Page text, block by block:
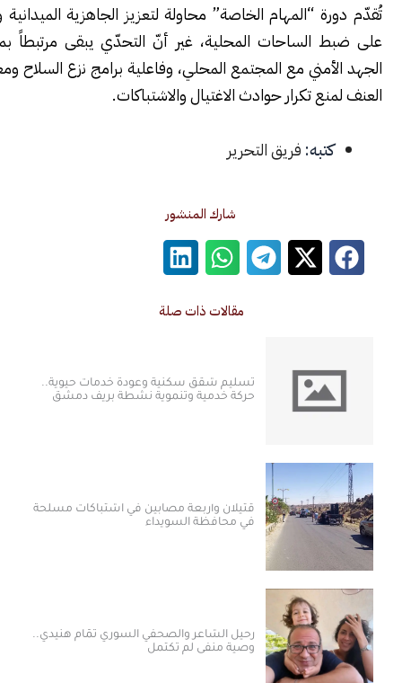
“المهام الخاصة” محاولة لتعزيز الجاهزية الميدانية ورفع القدرة
الساحات المحلية، غير أنّ التحدّي يبقى مرتبطاً بمدى تكامل
مع المجتمع المحلي، وفاعلية برامج نزع السلاح ومعالجة جذور
تكرار حوادث الاغتيال والاشتباكات.
فريق التحرير
شارك المنشور
مقالات ذات صلة
تسليم شقق سكنية وعودة خدمات حيوية..
حركة خدمية وتنموية نشطة بريف دمشق
قتيلان وأربعة مصابين في اشتباكات مسلحة
في محافظة السويداء
رحيل الشاعر والصحفي السوري تمّام هنيدي..
وصية منفى لم تكتمل